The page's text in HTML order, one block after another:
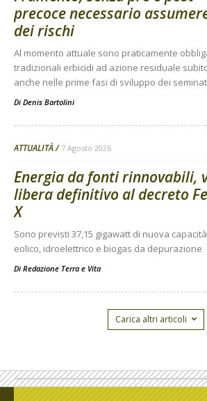
precoce necessario
dei rischi
Al momento attuale sono praticamente
tradizionali erbicidi ad azione residuale
anche nelle prime fasi di sviluppo dei
Di Denis Bartolini
ATTUALITÀ 7 Agosto 2026
Energia da fonti rinnovabili,
libera definitivo al decreto
X
Sono previsti 37,15 gigawatt di nuova
eolico, idroelettrico e biogas da depurazione
Di Redazione Terra e Vita
Carica altri articoli